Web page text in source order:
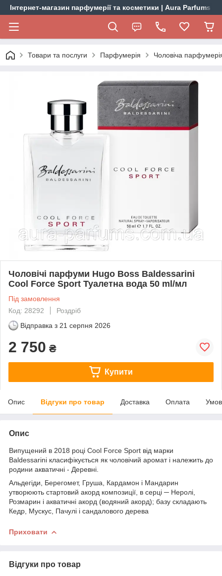
Інтернет-магазин парфумерії та косметики | Aura Parfums
Товари та послуги Парфумерія Чоловіча
Чоловічі парфуми Hugo Boss Baldessarini
Cool Force Sport Туалетна вода 50 ml/мл
Під замовлення
Код: 28292
Роздріб
Відправка з 21 серпня 2026
2 750 ₴
Купити
Опис Відгуки про товар Доставка Оплата
Опис
Випущений в 2018 році Cool Force Sport від марки
Baldessarini класифікується як чоловічий аромат і належить до
родини акватичні - Деревні.
Альдегіди, Берегомет, Груша, Кардамон і Мандарин
утворюють стартовий акорд композиції, в серці ─ Неролі,
Розмарин і акватичні акорд (водяний акорд); базу складають
Кедр, Мускус, Пачулі і сандалового дерева
Приховати
Відгуки про товар